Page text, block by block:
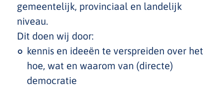
gemeentelijk, provinciaal en landelijk
niveau.
Dit doen wij door:
kennis en ideeën te verspreiden over het
hoe, wat en waarom van (directe)
democratie